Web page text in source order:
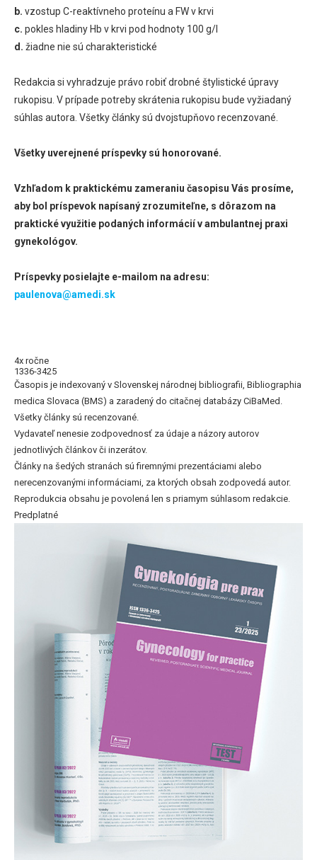
b. vzostup C-reaktívneho proteínu a FW v krvi
c. pokles hladiny Hb v krvi pod hodnoty 100 g/l
d. žiadne nie sú charakteristické
Redakcia si vyhradzuje právo robiť drobné štylistické úpravy
rukopisu. V prípade potreby skrátenia rukopisu bude vyžiadaný
súhlas autora. Všetky články sú dvojstupňovo recenzované.
Všetky uverejnené príspevky sú honorované.
Vzhľadom k praktickému zameraniu časopisu Vás prosíme,
aby bol príspevok napísaný zrozumiteľne, s dôrazom na
praktické využitie podaných informácií v ambulantnej praxi
gynekológov.
Príspevky posielajte e-mailom na adresu:
paulenova@amedi.sk
4x ročne
1336-3425
Časopis je indexovaný v Slovenskej národnej bibliografii, Bibliographia
medica Slovaca (BMS) a zaradený do citačnej databázy CiBaMed.
Všetky články sú recenzované.
Vydavateľ nenesie zodpovednosť za údaje a názory autorov
jednotlivých článkov či inzerátov.
Články na šedých stranách sú firemnými prezentáciami alebo
nerecenzovanými informáciami, za ktorých obsah zodpovedá autor.
Reprodukcia obsahu je povolená len s priamym súhlasom redakcie.
Predplatné